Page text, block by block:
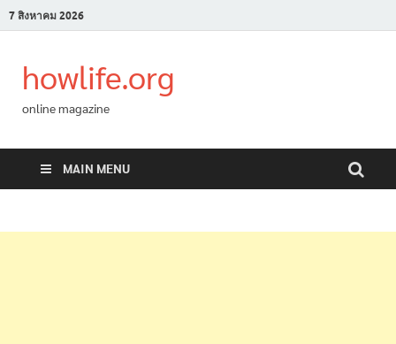
7 สิงหาคม 2026
howlife.org
online magazine
MAIN MENU